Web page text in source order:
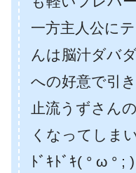
一方主人公に
んは脳汁ダバ
への好意で引
止流うずさん
くなってしま
ﾄﾞｷﾄﾞｷ( ° ω ° ;